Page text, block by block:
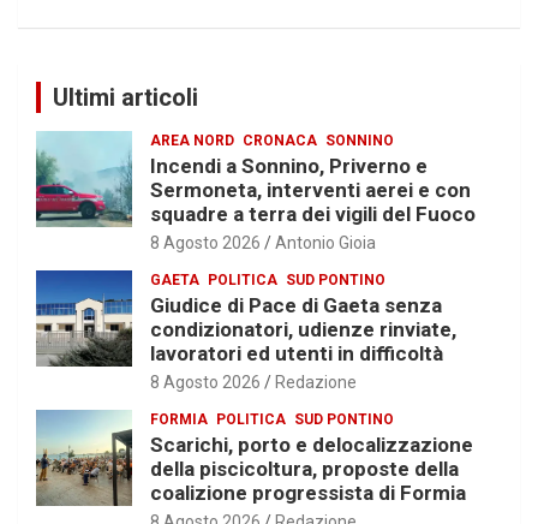
Ultimi articoli
AREA NORD CRONACA SONNINO
Incendi a Sonnino, Priverno e
Sermoneta, interventi aerei e con
squadre a terra dei vigili del Fuoco
8 Agosto 2026 Antonio Gioia
GAETA POLITICA SUD PONTINO
Giudice di Pace di Gaeta senza
condizionatori, udienze rinviate,
lavoratori ed utenti in difficoltà
8 Agosto 2026 Redazione
FORMIA POLITICA SUD PONTINO
Scarichi, porto e delocalizzazione
della piscicoltura, proposte della
coalizione progressista di Formia